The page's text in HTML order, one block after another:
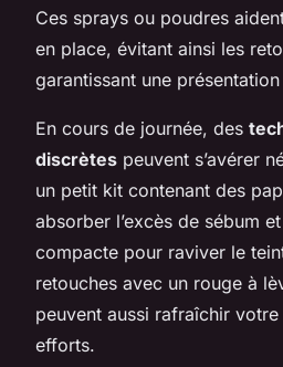
Ces sprays ou poudres
en place, évitant ainsi les
garantissant une
En cours de journée, des
discrètes peuvent s’avérer
un petit kit contenant des
absorber l’excès de sébum
compacte pour raviver le
retouches avec un rouge à
peuvent aussi rafraîchir
efforts.